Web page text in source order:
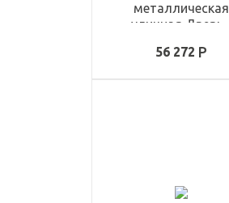
металлическая
уличная Дверь -
56 272